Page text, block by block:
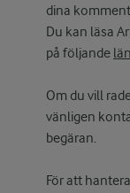
dina
Du kan läsa
på följande
Om du vill
vänligen
begäran.
För att